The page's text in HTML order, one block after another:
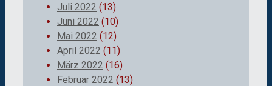
Juli 2022 (13)
Juni 2022 (10)
Mai 2022 (12)
April 2022 (11)
März 2022 (16)
Februar 2022 (13)